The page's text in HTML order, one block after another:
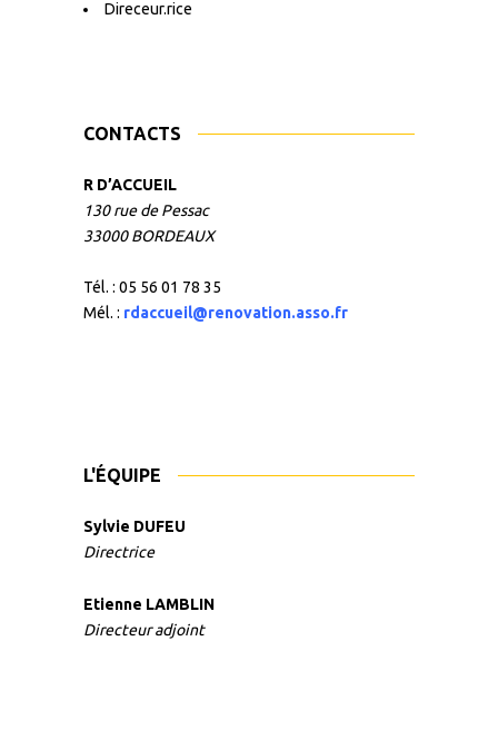
Direceur.rice
CONTACTS
R D’ACCUEIL
130 rue de Pessac
33000 BORDEAUX
Tél. : 05 56 01 78 35
Mél. : rdaccueil@renovation.asso.fr
L'ÉQUIPE
Sylvie DUFEU
Directrice
Etienne LAMBLIN
Directeur adjoint